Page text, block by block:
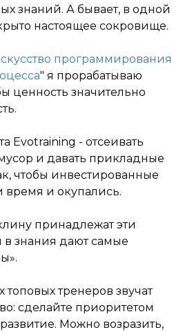
знаний. А бывает, в одной
настоящее сокровище.
программирования
" я прорабатываю
ценность значительно
Evotraining - отсеивать
и давать прикладные
чтобы инвестированные
и окупались.
принадлежат эти
в знания дают самые
тренеров звучат
сделайте приоритетом
Можно возразить,